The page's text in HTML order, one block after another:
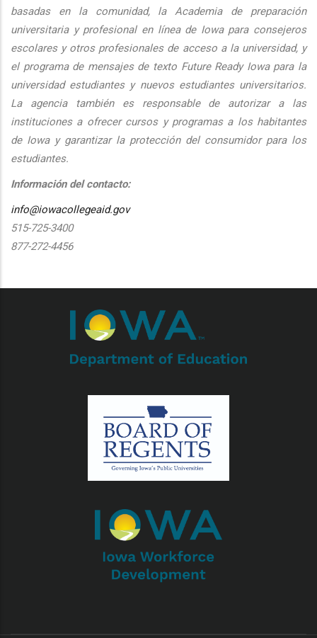
basadas en la comunidad, la Academia de preparación
universitaria y profesional en línea de Iowa para consejeros
escolares y otros profesionales de acceso a la universidad, y
el programa de mensajes de texto Future Ready Iowa para la
universidad estudiantes y nuevos estudiantes universitarios.
La agencia también es responsable de autorizar a las
instituciones a ofrecer cursos y programas a los habitantes
de Iowa y garantizar la protección del consumidor para los
estudiantes.
Información del contacto:
info@iowacollegeaid.gov
515-725-3400
877-272-4456